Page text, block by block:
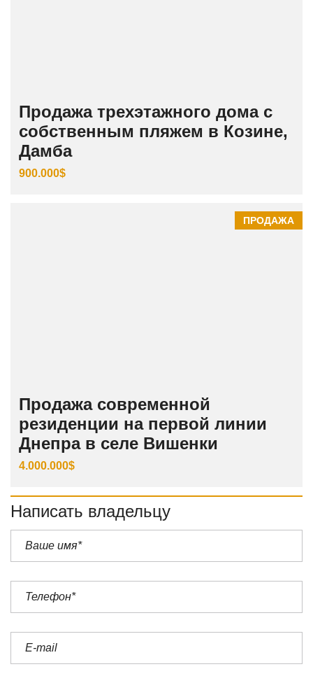
Продажа трехэтажного дома с
собственным пляжем в Козине,
Дамба
900.000$
ПРОДАЖА
Продажа современной
резиденции на первой линии
Днепра в селе Вишенки
4.000.000$
Написать владельцу